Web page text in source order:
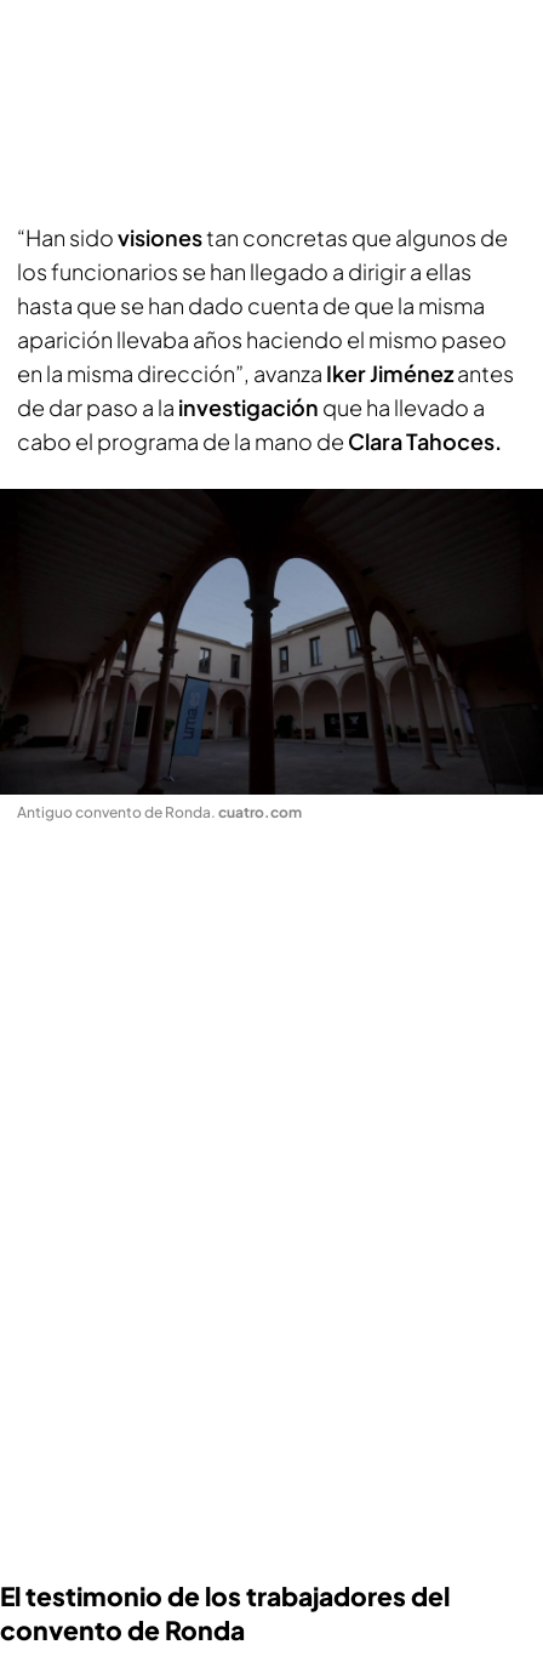
“Han sidovisionestan concretas que algunos de
los funcionarios se han llegado a dirigir a ellas
hasta que se han dado cuenta de que la misma
aparición llevaba años haciendo el mismo paseo
en la misma dirección”, avanza Iker Jiménezantes
de dar paso a la investigación que ha llevado a
cabo el programa de la mano de Clara Tahoces.
Antiguo convento de Ronda. cuatro.com
El testimonio de los trabajadores del
convento de Ronda